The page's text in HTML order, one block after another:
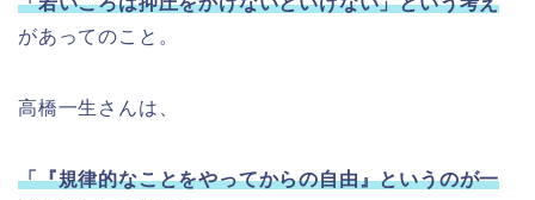
があってのこと。
高橋一生さんは、
「『規律的なことをやってからの自由』というのが一